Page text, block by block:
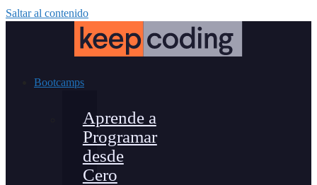
Saltar al contenido
Bootcamps
Aprende a
Programar
desde
Cero